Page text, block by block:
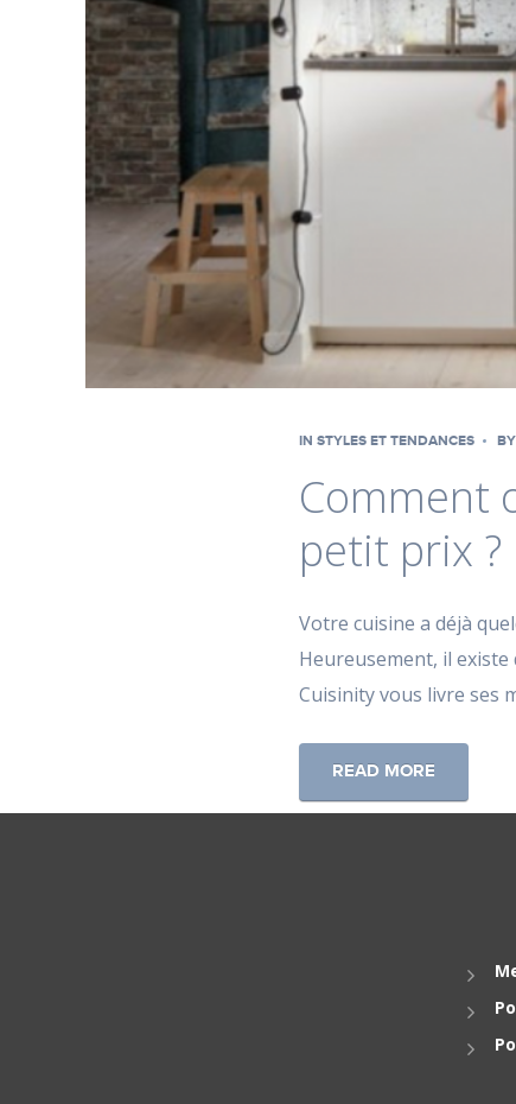
IN STYLES ET TENDANCES BY
Comment
petit prix ?
Votre cuisine a déjà
Heureusement, il
Cuisinity vous livre ses
READ MORE